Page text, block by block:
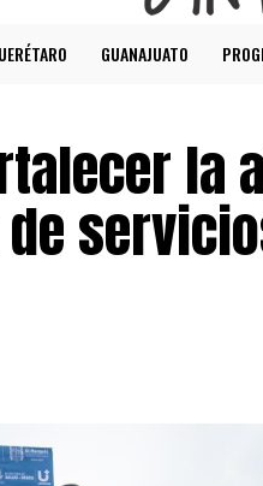
GUANAJUATO
la